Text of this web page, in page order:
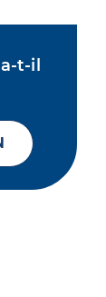
t-il